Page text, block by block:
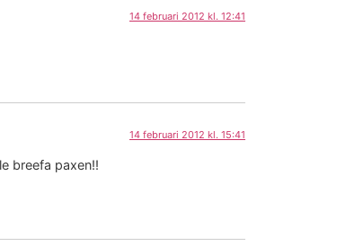
14 februari 2012 kl. 12:41
14 februari 2012 kl. 15:41
breefa paxen!!